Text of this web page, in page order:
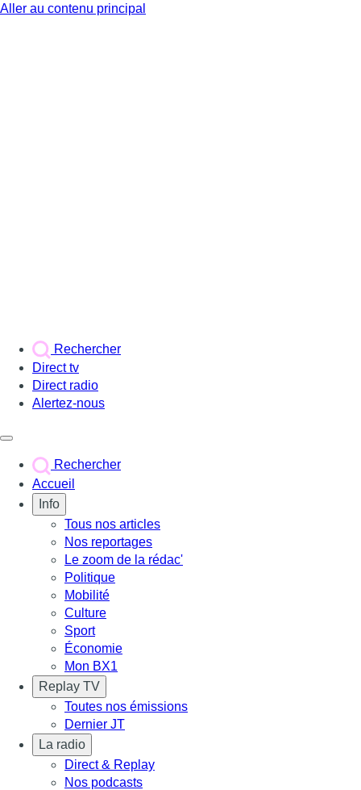
Aller au contenu principal
Rechercher
Direct tv
Direct radio
Alertez-nous
Rechercher
Accueil
Info
Tous nos articles
Nos reportages
Le zoom de la rédac'
Politique
Mobilité
Culture
Sport
Économie
Mon BX1
Replay TV
Toutes nos émissions
Dernier JT
La radio
Direct & Replay
Nos podcasts